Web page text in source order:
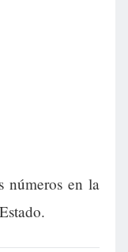
números en la